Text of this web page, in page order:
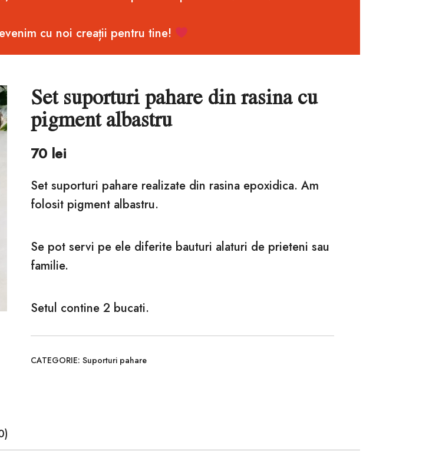
cu noi creații pentru tine!
Set suporturi pahare din rasina cu
pigment albastru
70 lei
Set suporturi pahare realizate din rasina epoxidica. Am
folosit pigment albastru.
Se pot servi pe ele diferite bauturi alaturi de prieteni sau
familie.
Setul contine 2 bucati.
CATEGORIE: Suporturi pahare